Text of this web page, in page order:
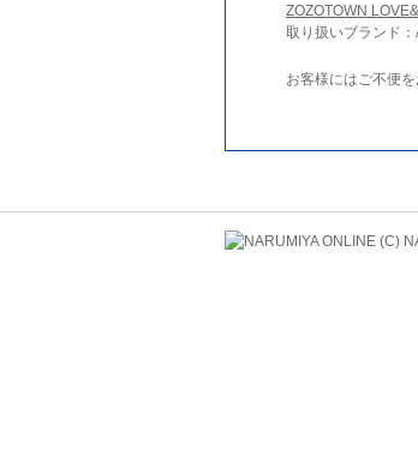
ZOZOTOWN
取り扱いブランド
お客様にはご不便